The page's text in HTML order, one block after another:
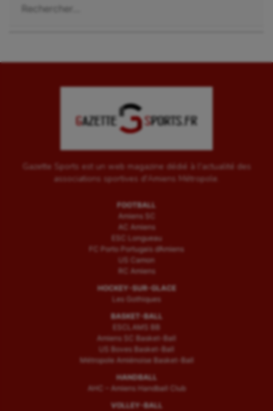
Gazette Sports est un web magazine dédié à l'actualité des
associations sportives d'Amiens Métropole.
FOOTBALL
Amiens SC
AC Amiens
ESC Longueau
FC Porto Portugais d’Amiens
US Camon
RC Amiens
HOCKEY-SUR-GLACE
Les Gothiques
BASKET-BALL
ESCLAMS BB
Amiens SC Basket-Ball
US Boves Basket-Ball
Métropole Amiénoise Basket-Ball
HANDBALL
AHC – Amiens Handball Club
VOLLEY-BALL